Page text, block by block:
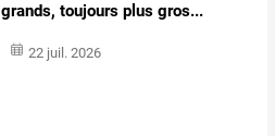
grands, toujours plus gros...
22 juil. 2026